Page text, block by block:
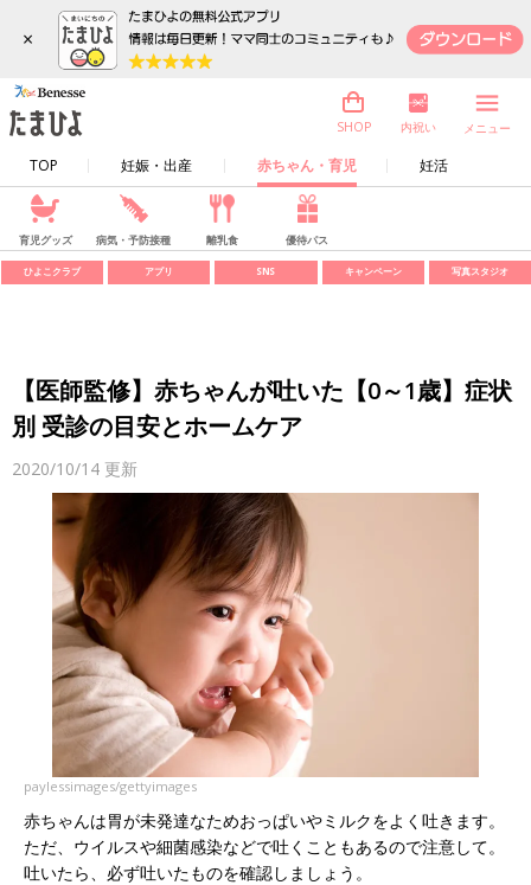
×
TOP 妊娠・出産 赤ちゃん・育児 妊活
SHOP 内祝い メニュー
育児グッズ 病気・予防接種 離乳食 優待パス
ひよこクラブ アプリ SNS キャンペーン 写真スタジオ
【医師監修】赤ちゃんが吐いた【0～1歳】症状
別 受診の目安とホームケア
2020/10/14 更新
paylessimages/gettyimages
赤ちゃんは胃が未発達なためおっぱいやミルクをよく吐きます。
ただ、ウイルスや細菌感染などで吐くこともあるので注意して。
吐いたら、必ず吐いたものを確認しましょう。